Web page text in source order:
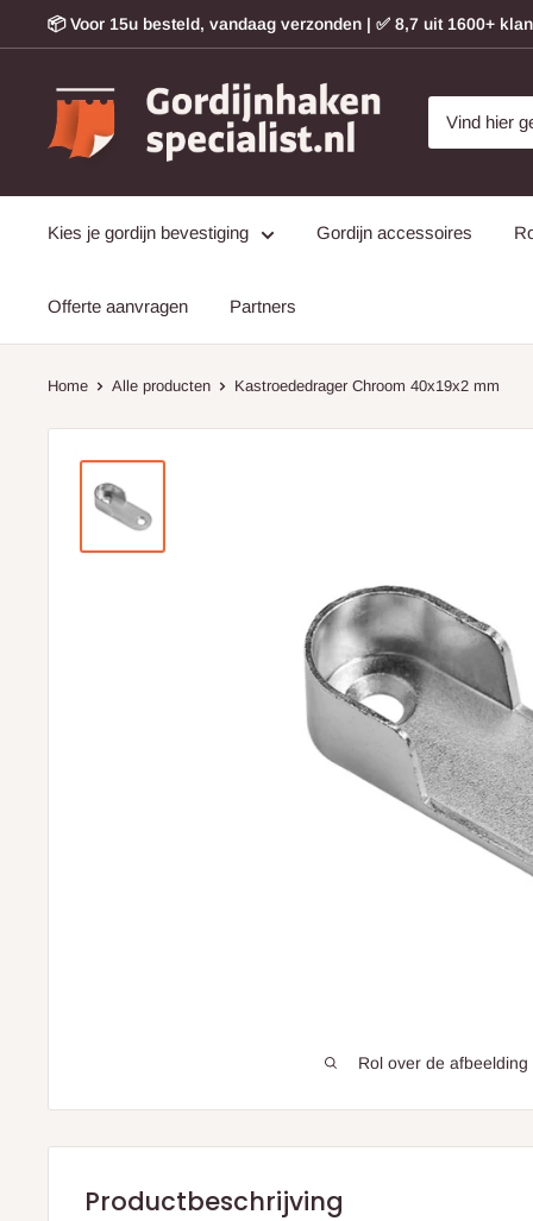
Doorgaan
naar
📦 Voor 15u besteld, vandaag verzonden | ✅ 8,7 uit 1600+
Gordijnhakenspecialist
Kies je gordijn bevestiging Gordijn accessoires
Offerte aanvragen Partners
Home Alle producten Kastroededrager Chroom 40x19x2 mm
Rol over de
Productbeschrijving